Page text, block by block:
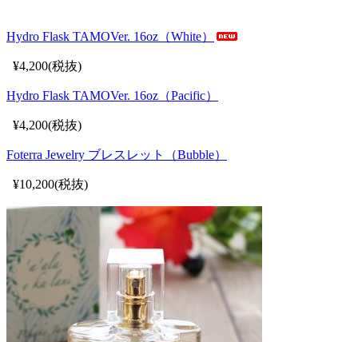
Hydro Flask TAMOVer. 16oz（White）
¥4,200(税抜)
Hydro Flask TAMOVer. 16oz（Pacific）
¥4,200(税抜)
Foterra Jewelry ブレスレット（Bubble）
¥10,200(税抜)